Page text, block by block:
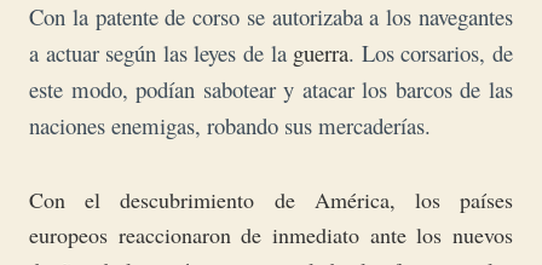
Con la patente de corso se autorizaba a los navegantes
a actuar según las leyes de la guerra. Los corsarios, de
este modo, podían sabotear y atacar los barcos de las
naciones enemigas, robando sus mercaderías.
Con el descubrimiento de América, los países
europeos reaccionaron de inmediato ante los nuevos